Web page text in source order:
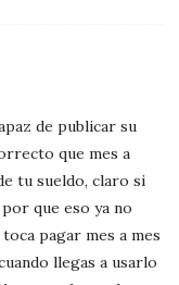
de publicar su
que mes a
tu sueldo, claro si
que eso ya no
pagar mes a mes
llegas a usarlo